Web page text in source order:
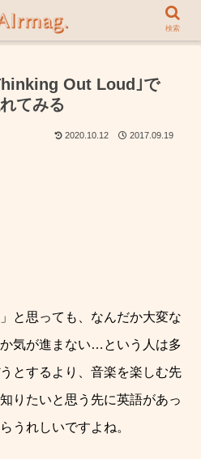
Out Loud｣で
てみる
2020.10.12 2017.09.19
と思っても、なんだか大変な
気が進まない… という人は多
とするより、音楽を楽しむ先
りたいと思う先に英語があっ
うれしいですよね。
検索